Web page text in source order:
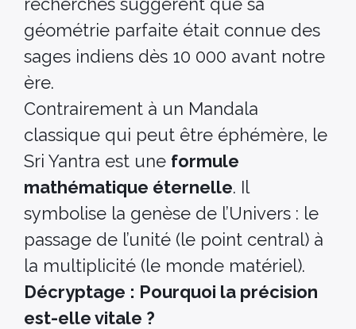
géométrie parfaite était connue des
sages indiens dès 10 000 avant notre
ère.
Contrairement à un Mandala
classique qui peut être éphémère, le
Sri Yantra est une formule
mathématique éternelle. Il
symbolise la genèse de l’Univers : le
passage de l’unité (le point central) à
la multiplicité (le monde matériel).
Décryptage : Pourquoi la précision
est-elle vitale ?